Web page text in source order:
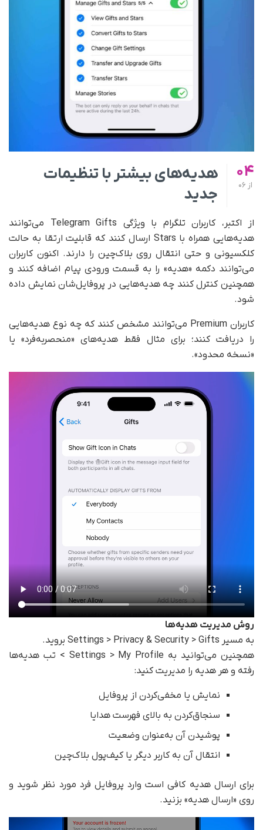
04
از
هدیه‌های بیشتر با تنظیمات
جدید
از اکتبر، کاربران تلگرام با ویژگی Telegram Gifts می‌توانند
هدیه‌هایی همراه با Stars ارسال کنند که قابلیت ارتقا به حالت
کلکسیونی و حتی انتقال روی بلاک‌چین را دارند. اکنون کاربران
می‌توانند دکمه «هدیه» را به قسمت ورودی پیام اضافه کنند و
همچنین کنترل کنند چه هدیه‌هایی در پروفایل‌شان نمایش داده
شود.
کاربران Premium می‌توانند مشخص کنند که چه نوع هدیه‌هایی
را دریافت کنند؛ برای مثال فقط هدیه‌های «منحصر‌به‌فرد» یا
«نسخه محدود».
روش مدیریت هدیه‌ها
به مسیر Settings > Privacy & Security > Gifts بروید.
همچنین می‌توانید به Settings > My Profile > تب هدیه‌ها
رفته و هر هدیه را مدیریت کنید:
نمایش یا مخفی‌کردن از پروفایل
سنجاق‌کردن به بالای فهرست هدایا
پوشیدن آن به‌عنوان وضعیت
انتقال آن به کاربر دیگر یا کیف‌پول بلاک‌چین
برای ارسال هدیه کافی است وارد پروفایل فرد مورد نظر شوید و
روی «ارسال هدیه» بزنید.